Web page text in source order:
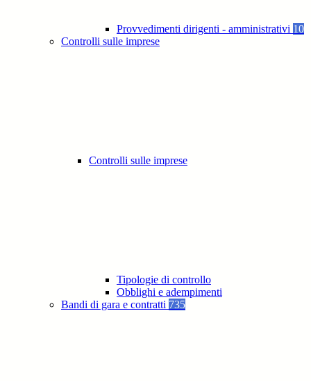
Provvedimenti dirigenti - amministrativi 10
Controlli sulle imprese
Controlli sulle imprese
Tipologie di controllo
Obblighi e adempimenti
Bandi di gara e contratti 735